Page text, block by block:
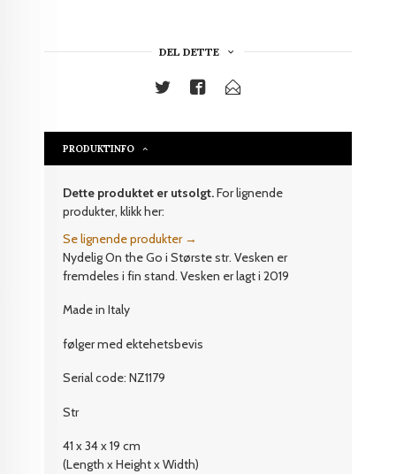
DEL DETTE
PRODUKTINFO
Dette produktet er utsolgt.For lignende
produkter, klikk her:
Se lignende produkter →
Nydelig On the Go i Største str. Vesken er
fremdeles i fin stand. Vesken er lagt i 2019
Made in Italy
følger med ektehetsbevis
Serial code: NZ1179
Str
41 x 34 x 19cm
(Length x Height x Width)